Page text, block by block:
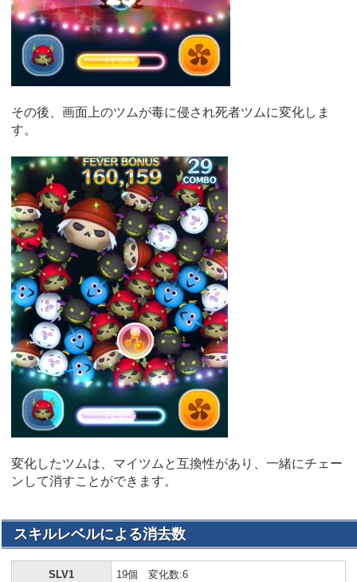
その後、画面上のツムが毒に侵され死者ツムに変化しま
す。
変化したツムは、マイツムと互換性があり、一緒にチェー
ンして消すことができます。
スキルレベルによる消去数
SLV1 19個 変化数:6